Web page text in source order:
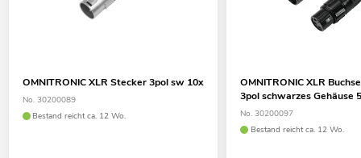
OMNITRONIC XLR Stecker 3pol sw 10x
No. 30200089
Bestand reicht ca. 12 Wo.
OMNITRONIC XLR
3pol schwarzes Gehäuse
No. 30200097
Bestand reicht ca. 12 Wo.